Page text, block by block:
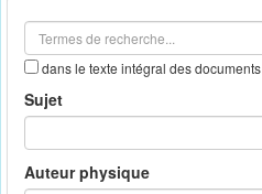
dans le texte intégral des documents
Sujet
Auteur physique